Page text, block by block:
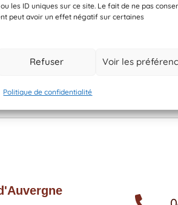
les ID uniques sur ce site. Le fait de ne pas
peut avoir un effet négatif sur certaines
Refuser Voir les
Politique de confidentialité
Tags
Téléchargement